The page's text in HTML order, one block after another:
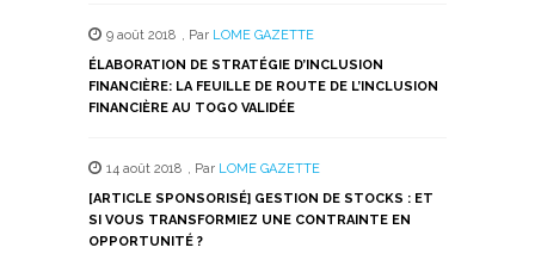
9 août 2018 , Par LOME GAZETTE
ÉLABORATION DE STRATÉGIE D’INCLUSION
FINANCIÈRE: LA FEUILLE DE ROUTE DE L’INCLUSION
FINANCIÈRE AU TOGO VALIDÉE
14 août 2018 , Par LOME GAZETTE
[ARTICLE SPONSORISÉ] GESTION DE STOCKS : ET
SI VOUS TRANSFORMIEZ UNE CONTRAINTE EN
OPPORTUNITÉ ?